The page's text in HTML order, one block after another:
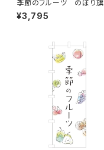
季節のフルーツ のぼり旗
¥3,795